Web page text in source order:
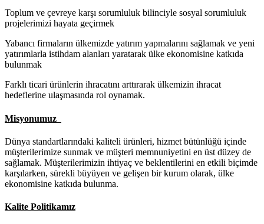
Toplum ve çevreye karşı sorumluluk bilinciyle sosyal sorumluluk
projelerimizi hayata geçirmek
Yabancı firmaların ülkemizde yatırım yapmalarını sağlamak ve yeni
yatırımlarla istihdam alanları yaratarak ülke ekonomisine katkıda
bulunmak
Farklı ticari ürünlerin ihracatını arttırarak ülkemizin ihracat
hedeflerine ulaşmasında rol oynamak.
Misyonumuz
Dünya standartlarındaki kaliteli ürünleri, hizmet bütünlüğü içinde
müşterilerimize sunmak ve müşteri memnuniyetini en üst düzey de
sağlamak. Müşterilerimizin ihtiyaç ve beklentilerini en etkili biçimde
karşılarken, sürekli büyüyen ve gelişen bir kurum olarak, ülke
ekonomisine katkıda bulunma.
Kalite Politikamız